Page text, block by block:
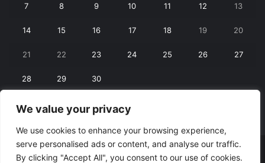
We value your privacy
We use cookies to enhance your browsing experience,
serve personalised ads or content, and analyse our traffic.
By clicking "Accept All", you consent to our use of cookies.
7 8 9 10 11 12 13
14 15 16 17 18 19 20
21 22 23 24 25 26 27
28 29 30
« mart. mai »
© Copyright 2026, All Rights Reserved | RexNet